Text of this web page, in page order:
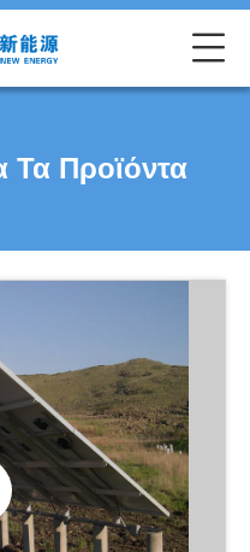
Τα Προϊόντα